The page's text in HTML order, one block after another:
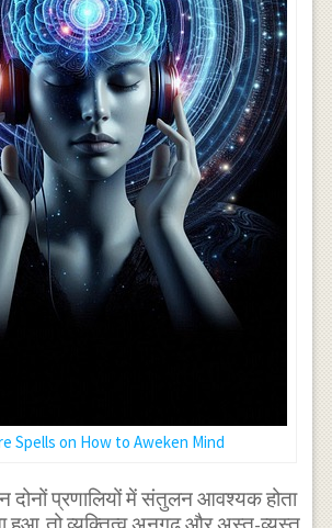
Spells on How to Aweken Mind
दोनों प्रणालियों में संतुलन आवश्यक होता